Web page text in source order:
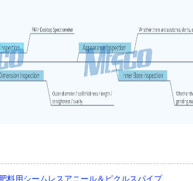
料用シームレスアニール＆ピクルスパイプ